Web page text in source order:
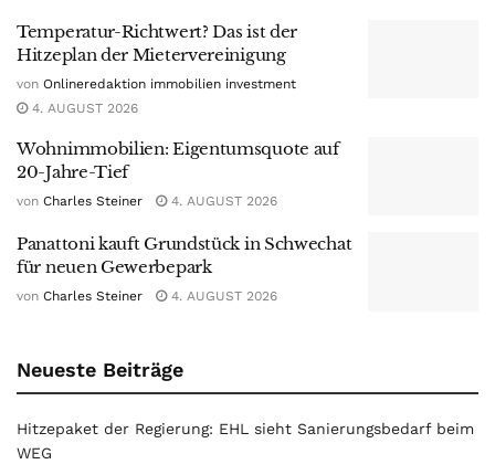
Temperatur-Richtwert? Das ist der
Hitzeplan der Mietervereinigung
von Onlineredaktion immobilien investment
4. AUGUST 2026
Wohnimmobilien: Eigentumsquote auf
20-Jahre-Tief
von Charles Steiner 4. AUGUST 2026
Panattoni kauft Grundstück in Schwechat
für neuen Gewerbepark
von Charles Steiner 4. AUGUST 2026
Neueste Beiträge
Hitzepaket der Regierung: EHL sieht Sanierungsbedarf beim
WEG